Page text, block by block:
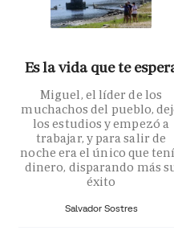
Es la vida que te
Miguel, el líder de los
muchachos del pueblo,
los estudios y empezó a
trabajar, y para salir de
noche era el único que
dinero, disparando más
éxito
Salvador Sostres